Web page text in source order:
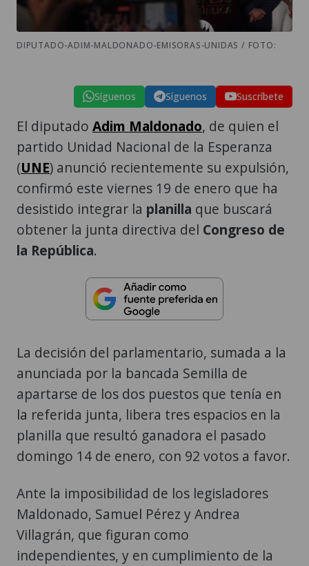
DIPUTADO-ADIM-MALDONADO-EMISORAS-UNIDAS / FOTO:
Síguenos Síguenos Suscríbete
El diputado Adim Maldonado, de quien el
partido Unidad Nacional de la Esperanza
(UNE) anunció recientemente su expulsión,
confirmó este viernes 19 de enero que ha
desistido integrar la planilla que buscará
obtener la junta directiva del Congreso de
la República.
La decisión del parlamentario, sumada a la
anunciada por la bancada Semilla de
apartarse de los dos puestos que tenía en
la referida junta, libera tres espacios en la
planilla que resultó ganadora el pasado
domingo 14 de enero, con 92 votos a favor.
Ante la imposibilidad de los legisladores
Maldonado, Samuel Pérez y Andrea
Villagrán, que figuran como
independientes, y en cumplimiento de la